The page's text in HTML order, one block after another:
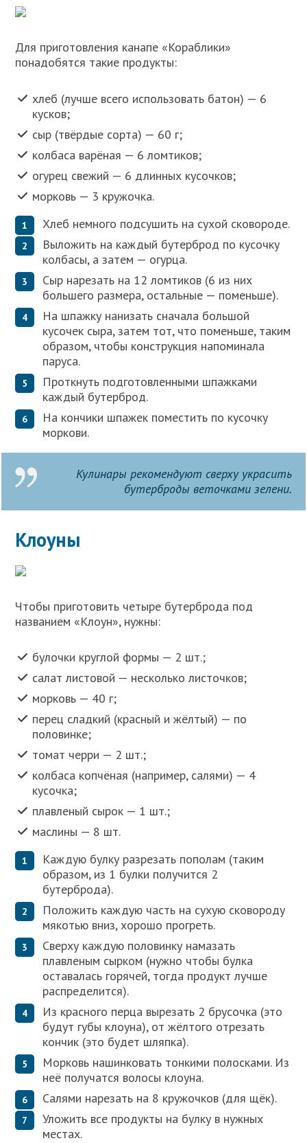
Для приготовления канапе «Кораблики»
понадобятся такие продукты:
хлеб (лучше всего использовать батон) — 6
кусков;
сыр (твёрдые сорта) — 60 г;
колбаса варёная — 6 ломтиков;
огурец свежий — 6 длинных кусочков;
морковь — 3 кружочка.
Хлеб немного подсушить на сухой сковороде.
Выложить на каждый бутерброд по кусочку
колбасы, а затем — огурца.
Сыр нарезать на 12 ломтиков (6 из них
большего размера, остальные — поменьше).
На шпажку нанизать сначала большой
кусочек сыра, затем тот, что поменьше, таким
образом, чтобы конструкция напоминала
паруса.
Проткнуть подготовленными шпажками
каждый бутерброд.
На кончики шпажек поместить по кусочку
моркови.
Кулинары рекомендуют сверху украсить
бутерброды веточками зелени.
Клоуны
Чтобы приготовить четыре бутерброда под
названием «Клоун», нужны:
булочки круглой формы — 2 шт.;
салат листовой — несколько листочков;
морковь — 40 г;
перец сладкий (красный и жёлтый) — по
половинке;
томат черри — 2 шт.;
колбаса копчёная (например, салями) — 4
кусочка;
плавленый сырок — 1 шт.;
маслины — 8 шт.
Каждую булку разрезать пополам (таким
образом, из 1 булки получится 2
бутерброда).
Положить каждую часть на сухую сковороду
мякотью вниз, хорошо прогреть.
Сверху каждую половинку намазать
плавленым сырком (нужно чтобы булка
оставалась горячей, тогда продукт лучше
распределится).
Из красного перца вырезать 2 брусочка (это
будут губы клоуна), от жёлтого отрезать
кончик (это будет шляпка).
Морковь нашинковать тонкими полосками. Из
неё получатся волосы клоуна.
Салями нарезать на 8 кружочков (для щёк).
Уложить все продукты на булку в нужных
местах.